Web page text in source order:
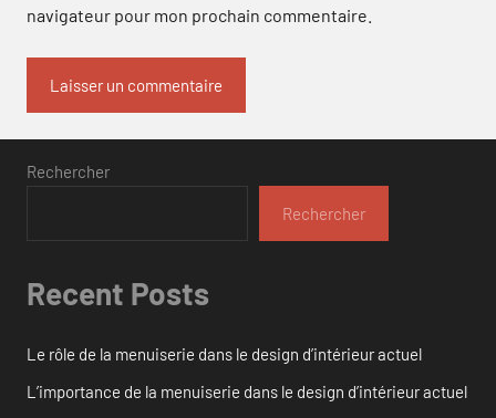
navigateur pour mon prochain commentaire.
Rechercher
Rechercher
Recent Posts
Le rôle de la menuiserie dans le design d’intérieur actuel
L’importance de la menuiserie dans le design d’intérieur actuel